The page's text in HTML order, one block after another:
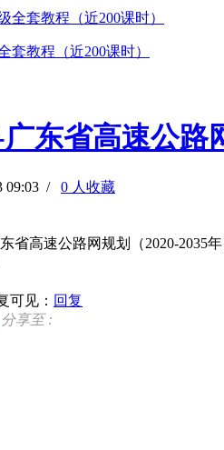
套教程（近200课时）
东省高速公路
09:03 / 0 人收藏
省高速公路网规划（2020-2035年
可见： 回复
分享至 :